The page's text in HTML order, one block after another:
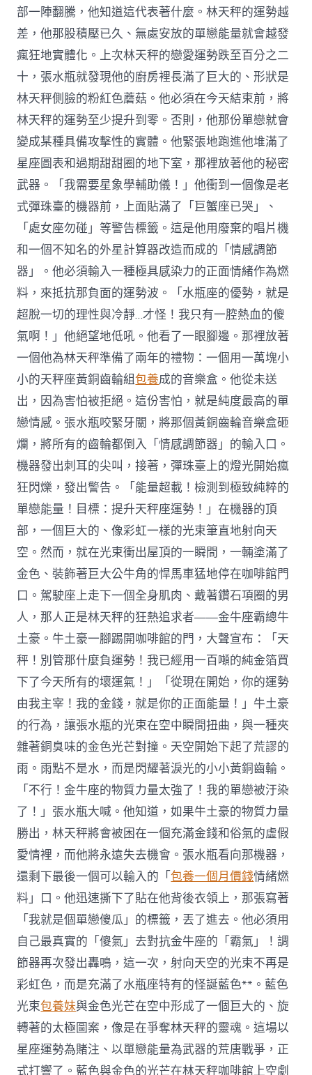
部一陣翻騰，他知道這代表著什麼。林天秤的運勢越
差，他那股積壓已久、無處安放的單戀能量就會越發
瘋狂地實體化。上次林天秤的戀愛運勢跌至百分之二
十，張水瓶就發現他的廚房裡長滿了巨大的、形狀是
林天秤側臉的粉紅色蘑菇。他必須在今天結束前，將
林天秤的運勢至少提升到零。否則，他那份單戀就會
變成某種具備攻擊性的實體。他緊張地跑進他堆滿了
星座圖表和過期甜甜圈的地下室，那裡放著他的秘密
武器。「我需要星象學輔助儀！」他衝到一個像是老
式彈珠臺的機器前，上面貼滿了「巨蟹座已哭」、
「處女座勿碰」等警告標籤。這是他用廢棄的唱片機
和一個不知名的外星計算器改造而成的「情感調節
器」。他必須輸入一種極具感染力的正面情緒作為燃
料，來抵抗那負面的運勢波。「水瓶座的優勢，就是
超脫一切的理性與冷靜…才怪！我只有一腔熱血的傻
氣啊！」他絕望地低吼。他看了一眼腳邊。那裡放著
一個他為林天秤準備了兩年的禮物：一個用一萬塊小
小的天秤座黃銅齒輪組包養成的音樂盒。他從未送
出，因為害怕被拒絕。這份害怕，就是純度最高的單
戀情感。張水瓶咬緊牙關，將那個黃銅齒輪音樂盒砸
爛，將所有的齒輪都倒入「情感調節器」的輸入口。
機器發出刺耳的尖叫，接著，彈珠臺上的燈光開始瘋
狂閃爍，發出警告。「能量超載！檢測到極致純粹的
單戀能量！目標：提升天秤座運勢！」在機器的頂
部，一個巨大的、像彩虹一樣的光束筆直地射向天
空。然而，就在光束衝出屋頂的一瞬間，一輛塗滿了
金色、裝飾著巨大公牛角的悍馬車猛地停在咖啡館門
口。駕駛座上走下一個全身肌肉、戴著鑽石項圈的男
人，那人正是林天秤的狂熱追求者——金牛座霸總牛
土豪。牛土豪一腳踢開咖啡館的門，大聲宣布：「天
秤！別管那什麼負運勢！我已經用一百噸的純金箔買
下了今天所有的壞運氣！」「從現在開始，你的運勢
由我主宰！我的金錢，就是你的正面能量！」牛土豪
的行為，讓張水瓶的光束在空中瞬間扭曲，與一種夾
雜著銅臭味的金色光芒對撞。天空開始下起了荒謬的
雨。雨點不是水，而是閃耀著淚光的小小黃銅齒輪。
「不行！金牛座的物質力量太強了！我的單戀被汙染
了！」張水瓶大喊。他知道，如果牛土豪的物質力量
勝出，林天秤將會被困在一個充滿金錢和俗氣的虛假
愛情裡，而他將永遠失去機會。張水瓶看向那機器，
還剩下最後一個可以輸入的「包養一個月價錢情緒燃
料」口。他迅速撕下了貼在他背後衣領上，那張寫著
「我就是個單戀傻瓜」的標籤，丟了進去。他必須用
自己最真實的「傻氣」去對抗金牛座的「霸氣」！調
節器再次發出轟鳴，這一次，射向天空的光束不再是
彩虹色，而是充滿了水瓶座特有的怪誕藍色**。藍色
光束包養妹與金色光芒在空中形成了一個巨大的、旋
轉著的太極圖案，像是在爭奪林天秤的靈魂。這場以
星座運勢為賭注、以單戀能量為武器的荒唐戰爭，正
式打響了。藍色與金色的光芒在林天秤咖啡館上空劇